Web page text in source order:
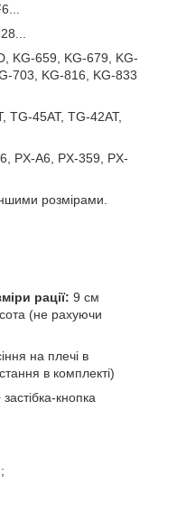
KG-659, KG-679, KG-
703, KG-816, KG-833
TG-45AT, TG-42AT,
PX-A6, PX-359, PX-
розмірами.
рації: 9 см
(не рахуючи
на плечі в
в комплекті)
кнопка